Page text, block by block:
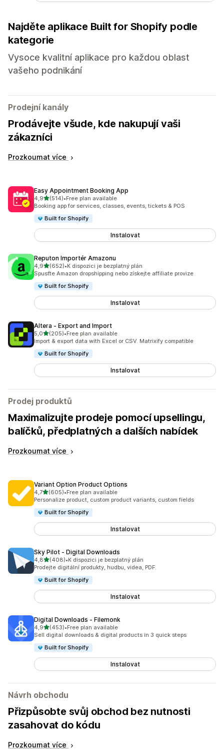
Najděte aplikace Built for Shopify podle
kategorie
Vysoce kvalitní aplikace pro každou oblast
vašeho podnikání
Prodejní kanály
Prodávejte všude, kde nakupují vaši
zákazníci
Prozkoumat více
Easy Appointment Booking App
4,9z 5 hvězd
(514)
Celkový počet recenzí: 514
•Free plan available
Booking app for services, classes, events, tickets & POS
Built for Shopify
Instalovat
Reputon Importér Amazonu
4,9z 5 hvězd
(652)
Celkový počet recenzí: 652
•K dispozici je bezplatný plán
Spusťte Amazon dropshipping nebo získejte affiliate provize
Built for Shopify
Instalovat
Altera ‑ Export and Import
5,0z 5 hvězd
(205)
Celkový počet recenzí: 205
•Free plan available
Import & export data with Excel or CSV. Matrixify compatible
Built for Shopify
Instalovat
Prodej produktů
Maximalizujte prodeje pomocí upsellingu,
balíčků, předplatných a dalších nabídek
Prozkoumat více
Variant Option Product Options
4,7z 5 hvězd
(605)
Celkový počet recenzí: 605
•Free plan available
Personalize product, custom product variants, custom fields
Built for Shopify
Instalovat
Sky Pilot ‑ Digital Downloads
4,8z 5 hvězd
(408)
Celkový počet recenzí: 408
•K dispozici je bezplatný plán
Prodejte digitální produkty, hudbu, videa, PDF.
Built for Shopify
Instalovat
Digital Downloads ‑ Filemonk
4,9z 5 hvězd
(453)
Celkový počet recenzí: 453
•Free plan available
Sell digital downloads & digital products in 3 quick steps
Built for Shopify
Instalovat
Návrh obchodu
Přizpůsobte svůj obchod bez nutnosti
zasahovat do kódu
Prozkoumat více